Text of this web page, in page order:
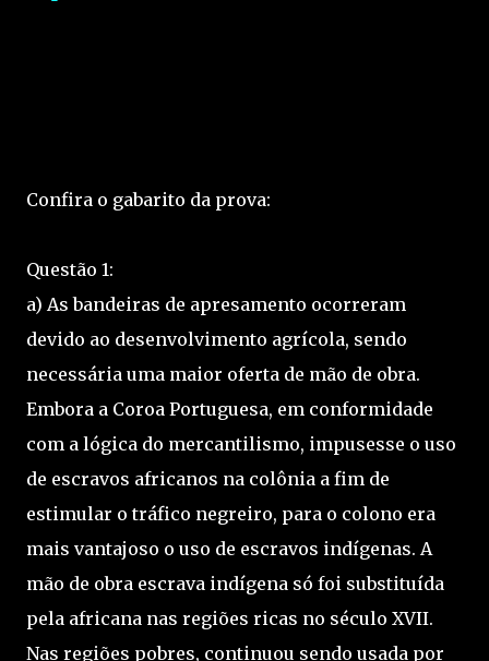
Confira o gabarito da prova:
Questão 1:
a) As bandeiras de apresamento ocorreram
devido ao desenvolvimento agrícola, sendo
necessária uma maior oferta de mão de obra.
Embora a Coroa Portuguesa, em conformidade
com a lógica do mercantilismo, impusesse o uso
de escravos africanos na colônia a fim de
estimular o tráfico negreiro, para o colono era
mais vantajoso o uso de escravos indígenas. A
mão de obra escrava indígena só foi substituída
pela africana nas regiões ricas no século XVII.
Nas regiões pobres, continuou sendo usada por